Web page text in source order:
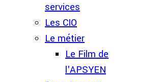
services
Les CIO
Le métier
Le Film de
l'APSYEN